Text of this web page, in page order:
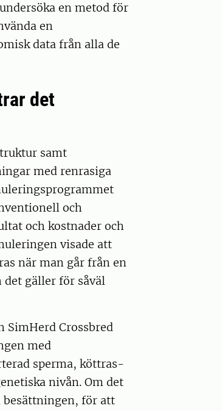
en metod för
en
data från alla de
det
samt
med renrasiga
och
och kostnader och
visade att
när man går från en
gäller för såväl
SimHerd Crossbred
med
sperma, köttras-
nivån. Om det
besättningen, för att